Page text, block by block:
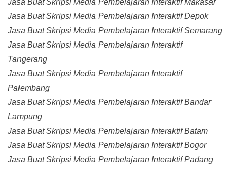
Jasa Buat Skripsi Media Pembelajaran Interaktif Makasar
Jasa Buat Skripsi Media Pembelajaran Interaktif Depok
Jasa Buat Skripsi Media Pembelajaran Interaktif Semarang
Jasa Buat Skripsi Media Pembelajaran Interaktif
Tangerang
Jasa Buat Skripsi Media Pembelajaran Interaktif
Palembang
Jasa Buat Skripsi Media Pembelajaran Interaktif Bandar
Lampung
Jasa Buat Skripsi Media Pembelajaran Interaktif Batam
Jasa Buat Skripsi Media Pembelajaran Interaktif Bogor
Jasa Buat Skripsi Media Pembelajaran Interaktif Padang